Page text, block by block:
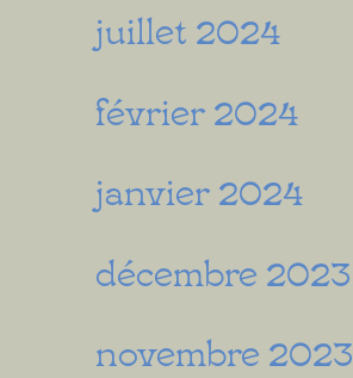
juillet 2024
février 2024
janvier 2024
décembre 2023
novembre 2023